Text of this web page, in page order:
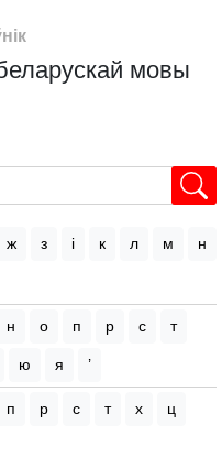
мовы
ж з і к л м н
н о п р с т
ю я ’
п р с т х ц